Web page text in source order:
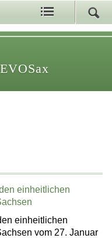
einheitlichen
einheitlichen
vom 27. Januar